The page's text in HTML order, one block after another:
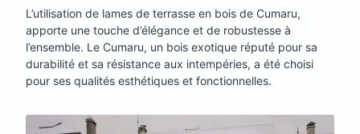
L’utilisation de lames de terrasse en bois de Cumaru,
apporte une touche d’élégance et de robustesse à
l’ensemble. Le Cumaru, un bois exotique réputé pour sa
durabilité et sa résistance aux intempéries, a été choisi
pour ses qualités esthétiques et fonctionnelles.